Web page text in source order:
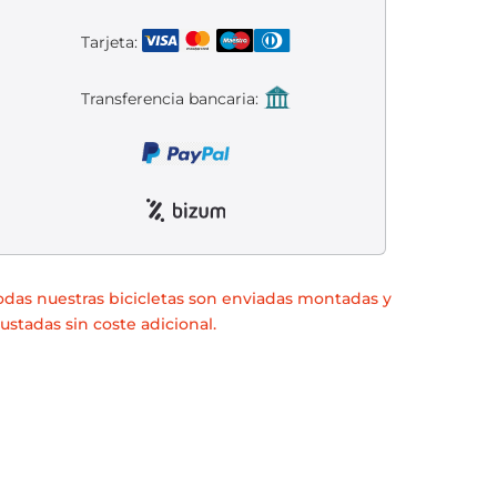
Tarjeta:
Transferencia bancaria:
nuestras bicicletas son enviadas montadas y
sin coste adicional.